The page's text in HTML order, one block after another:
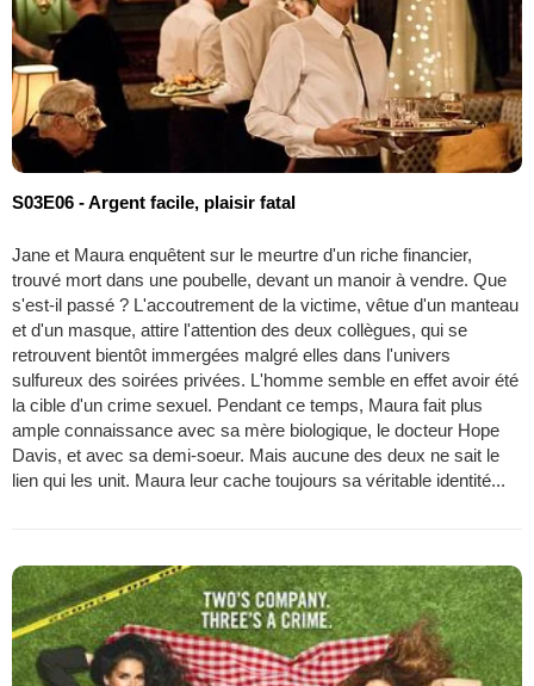
S03E06 - Argent facile, plaisir fatal
Jane et Maura enquêtent sur le meurtre d'un riche financier,
trouvé mort dans une poubelle, devant un manoir à vendre. Que
s'est-il passé ? L'accoutrement de la victime, vêtue d'un manteau
et d'un masque, attire l'attention des deux collègues, qui se
retrouvent bientôt immergées malgré elles dans l'univers
sulfureux des soirées privées. L'homme semble en effet avoir été
la cible d'un crime sexuel. Pendant ce temps, Maura fait plus
ample connaissance avec sa mère biologique, le docteur Hope
Davis, et avec sa demi-soeur. Mais aucune des deux ne sait le
lien qui les unit. Maura leur cache toujours sa véritable identité...